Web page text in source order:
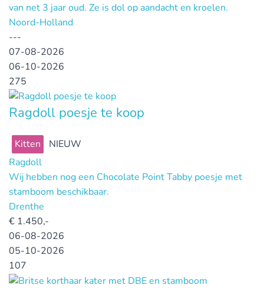
van net 3 jaar oud. Ze is dol op aandacht en kroelen.
Noord-Holland
---
07-08-2026
06-10-2026
275
Ragdoll poesje te koop
Kitten
NIEUW
Ragdoll
Wij hebben nog een Chocolate Point Tabby poesje met
stamboom beschikbaar.
Drenthe
€ 1.450,-
06-08-2026
05-10-2026
107